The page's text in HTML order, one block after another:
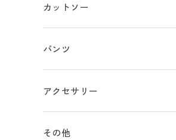
カットソー
パンツ
アクセサリー
その他